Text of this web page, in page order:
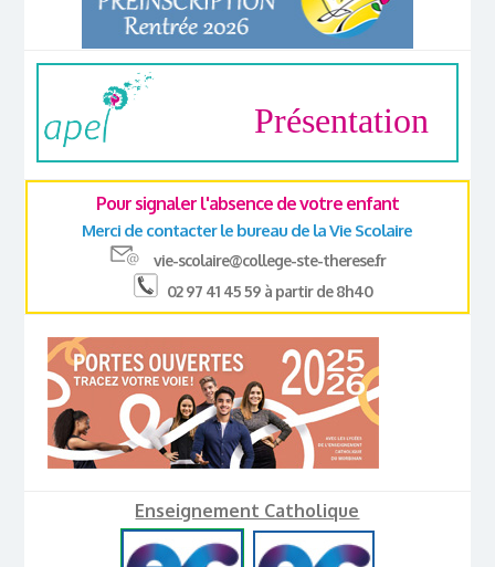
Présentation
Pour signaler l'absence de votre enfant
Merci de contacter le bureau de la Vie Scolaire
vie-scolaire@college-ste-therese.fr
02 97 41 45 59 à partir de 8h40
Enseignement Catholique